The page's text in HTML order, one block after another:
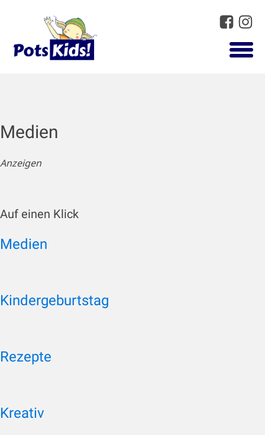
Medien
Anzeigen
Auf einen Klick
Medien
Kindergeburtstag
Rezepte
Kreativ